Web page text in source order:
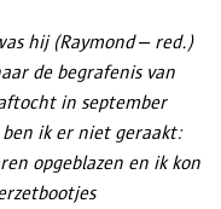
hij (Raymond – red.)
de begrafenis van
in september
ik er niet geraakt:
opgeblazen en ik kon